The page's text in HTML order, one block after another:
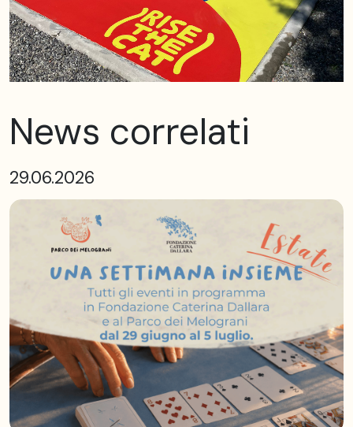
News correlati
29.06.2026